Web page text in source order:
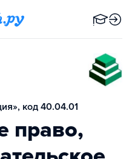
код 40.04.01
право,